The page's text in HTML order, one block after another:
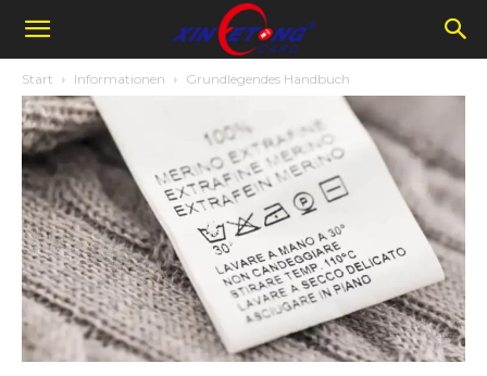
Start Informationen Grundlegendes Handbuch